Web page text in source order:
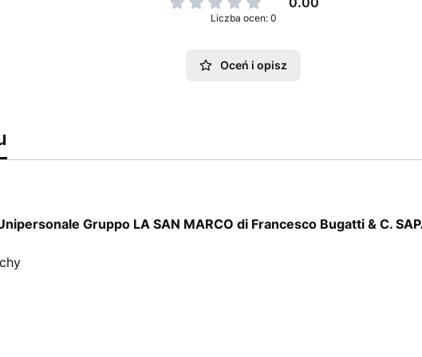
Liczba ocen: 0
Oceń i opisz
Gruppo LA SAN MARCO di Francesco Bugatti & C.